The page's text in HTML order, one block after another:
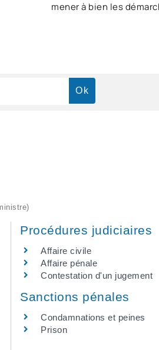
mener à bien les
Procédures judiciaires
Affaire civile
Affaire pénale
Contestation d'un jugement
Sanctions pénales
Condamnations et peines
Prison